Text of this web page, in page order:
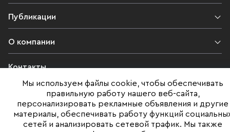
Публикации
О компании
Контакты
Юридическая информация
Мы используем файлы cookie, чтобы обеспечивать
правильную работу нашего веб-сайта,
персонализировать рекламные объявления и другие
материалы, обеспечивать работу функций
сетей и анализировать сетевой трафик. Мы также